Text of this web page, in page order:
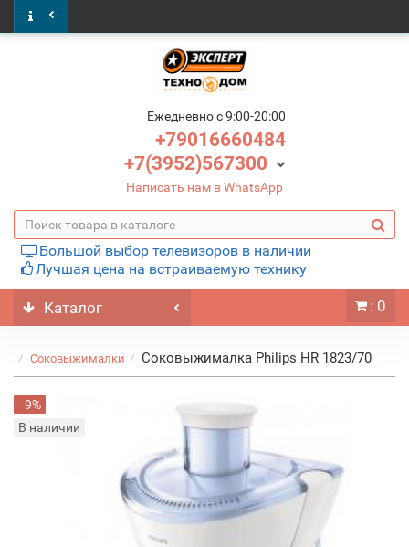
Ежедневно c 9:00-20:00
+79016660484
+7(3952)567300
Написать нам в WhatsApp
Большой выбор телевизоров в наличии
Лучшая цена на встраиваемую технику
Каталог : 0
Соковыжималки Соковыжималка Philips HR 1823/70
- 9%
В наличии